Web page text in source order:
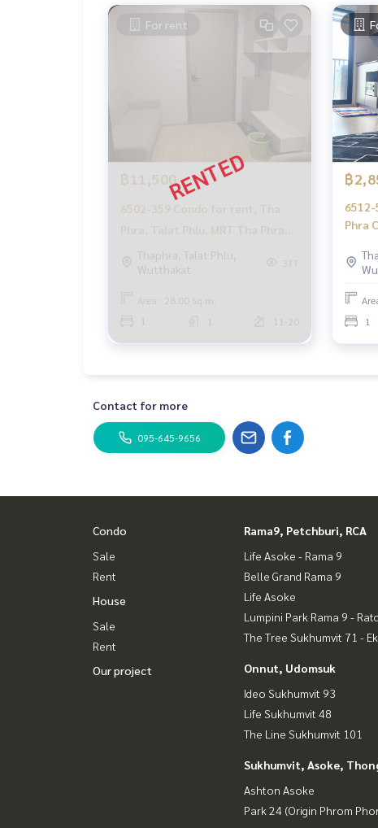
คอนโด MRTท่าพระ เช่า
The Privacy Tha Phra Interchange rent
The Privacy Tha Phra Interchange rent ThaPhra
For rent
฿11,500
6502-359 Condo for rent, Tha
Phra, Talat Phlu, MRT Tha Phra
The Privacy Thaphra
Interchange,
Thaphra, Talat Phlu,
Wutthakat
377
Area : 28.00 Sq.m.
11-20
฿
Phra
1
Contact for more
095-645-9656
Condo
Sale
Rent
House
Sale
Rent
Our project
Rama9, Petchburi, RCA
Life Asoke - Rama 9
Belle Grand Rama 9
Life Asoke
Lumpini Park Rama 9 -
The Tree Sukhumvit 71 -
Onnut, Udomsuk
Ideo Sukhumvit 93
Life Sukhumvit 48
The Line Sukhumvit 101
Sukhumvit, Asoke,
Ashton Asoke
Park 24 (Origin Phrom